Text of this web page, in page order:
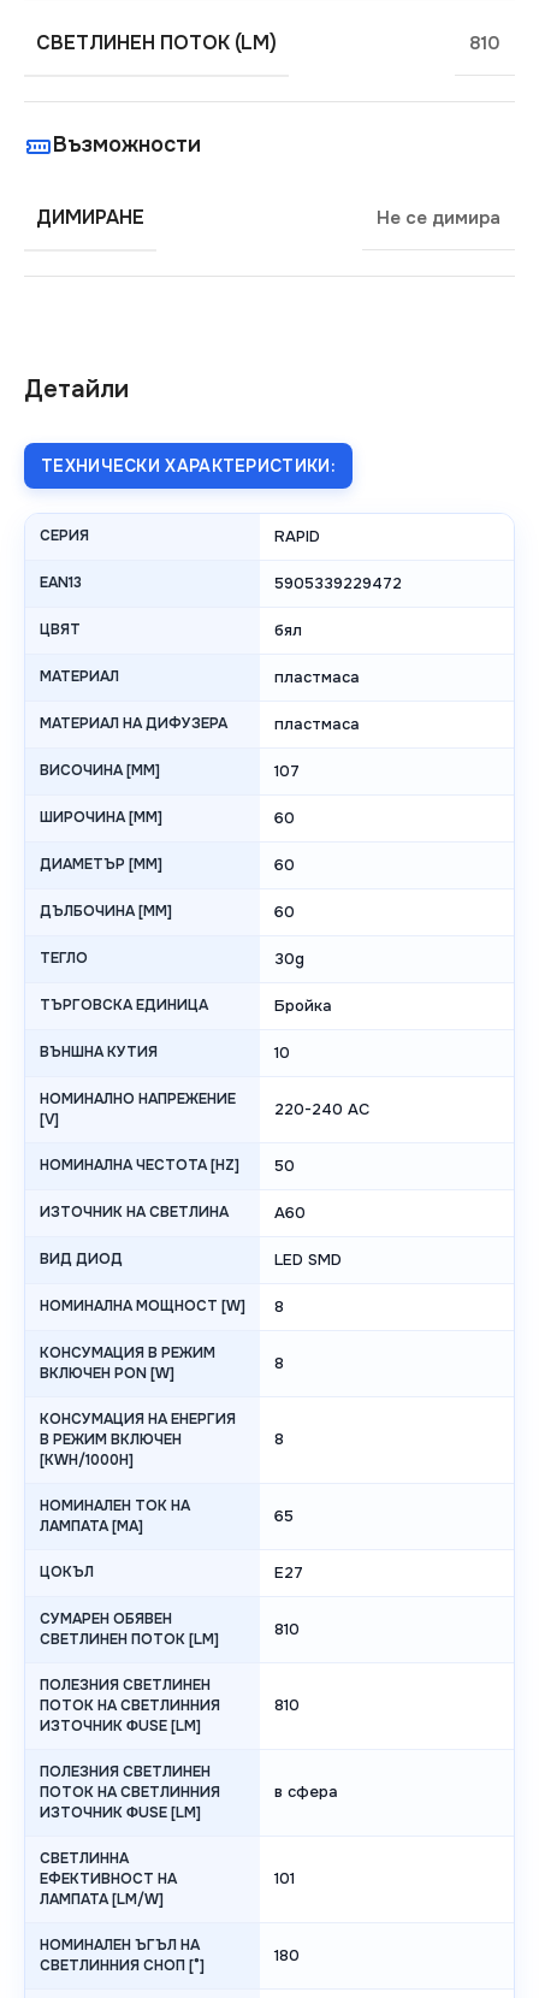
Детайли
ТЕХНИЧЕСКИ ХАРАКТЕРИСТИКИ:
СЕРИЯ RAPID
EAN13 5905339229472
ЦВЯТ бял
МАТЕРИАЛ пластмаса
МАТЕРИАЛ НА ДИФУЗЕРА пластмаса
ВИСОЧИНА [MM] 107
ШИРОЧИНА [MM] 60
ДИАМЕТЪР [MM] 60
ДЪЛБОЧИНА [MM] 60
ТЕГЛО 30g
ТЪРГОВСКА ЕДИНИЦА Бройка
ВЪНШНА КУТИЯ 10
НОМИНАЛНО НАПРЕЖЕНИЕ
[V]
220-240 AC
НОМИНАЛНА ЧЕСТОТА [HZ] 50
ИЗТОЧНИК НА СВЕТЛИНА A60
ВИД ДИОД LED SMD
НОМИНАЛНА МОЩНОСТ [W] 8
КОНСУМАЦИЯ В РЕЖИМ
ВКЛЮЧЕН PON [W]
8
КОНСУМАЦИЯ НА ЕНЕРГИЯ
В РЕЖИМ ВКЛЮЧЕН
[KWH/1000H]
8
НОМИНАЛЕН ТОК НА
ЛАМПАТА [MA]
65
ЦОКЪЛ E27
СУМАРЕН ОБЯВЕН
СВЕТЛИНЕН ПОТОК [LM]
810
ПОЛЕЗНИЯ СВЕТЛИНЕН
ПОТОК НА СВЕТЛИННИЯ
ИЗТОЧНИК ΦUSE [LM]
810
ПОЛЕЗНИЯ СВЕТЛИНЕН
ПОТОК НА СВЕТЛИННИЯ
ИЗТОЧНИК ΦUSE [LM]
в сфера
СВЕТЛИННА
ЕФЕКТИВНОСТ НА
ЛАМПАТА [LM/W]
101
НОМИНАЛЕН ЪГЪЛ НА
СВЕТЛИННИЯ СНОП [°]
180
СВЕТЛИНЕН ПОТОК (LM) 810
Възможности
ДИМИРАНЕ Не се димира